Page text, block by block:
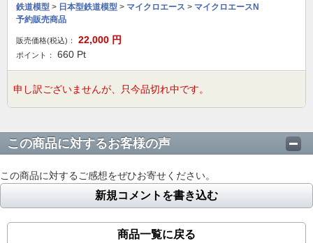
鉄道模型 > 日本型鉄道模型 > マイクロエース > マイクロエースN
予約販売商品
販売価格(税込)： 22,000 円
ポイント： 660 Pt
申し訳ございませんが、只今品切れ中です。
この商品に対するお客様の声
この商品に対するご感想をぜひお寄せください。
新規コメントを書き込む
商品一覧に戻る